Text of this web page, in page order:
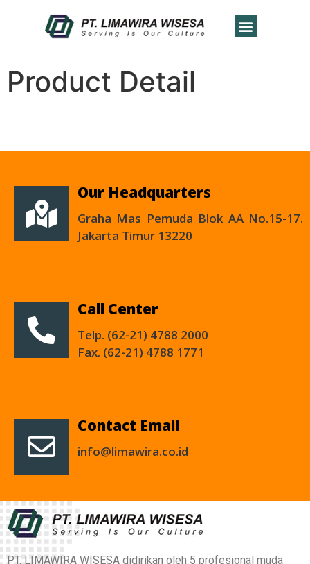
Product Detail
Our Headquarters
Graha Mas Pemuda Blok AA No.15-17.
Jakarta Timur 13220
Call Center
Telp. (62-21) 4788 2000
Fax. (62-21) 4788 1771
Contact Email
info@limawira.co.id
PT. LIMAWIRA WISESA didirikan oleh 5 profesional muda